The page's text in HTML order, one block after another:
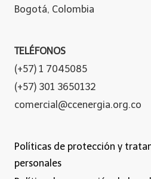
Bogotá, Colombia
TELÉFONOS
(+57) 1 7045085
(+57) 301 3650132
comercial@ccenergia.org.co
Políticas de protección y
personales